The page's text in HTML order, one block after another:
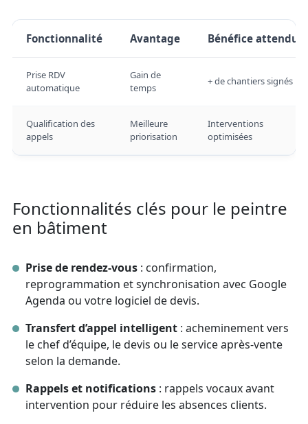
Fonctionnalité Avantage Bénéfice attendu
Prise RDV
automatique
Gain de
temps
+ de chantiers signés
Qualification des
appels
Meilleure
priorisation
Interventions
optimisées
Fonctionnalités clés pour le peintre
en bâtiment
Prise de rendez‑vous : confirmation,
reprogrammation et synchronisation avec Google
Agenda ou votre logiciel de devis.
Transfert d’appel intelligent : acheminement vers
le chef d’équipe, le devis ou le service après‑vente
selon la demande.
Rappels et notifications : rappels vocaux avant
intervention pour réduire les absences clients.